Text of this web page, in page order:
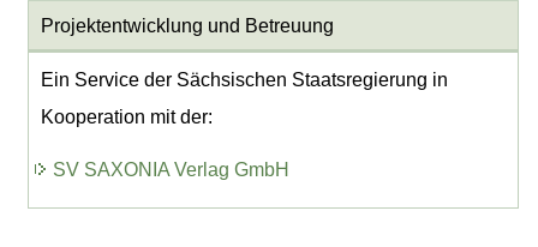
Projektentwicklung und Betreuung
Ein Service der Sächsischen Staatsregierung in
Kooperation mit der:
SV SAXONIA Verlag GmbH